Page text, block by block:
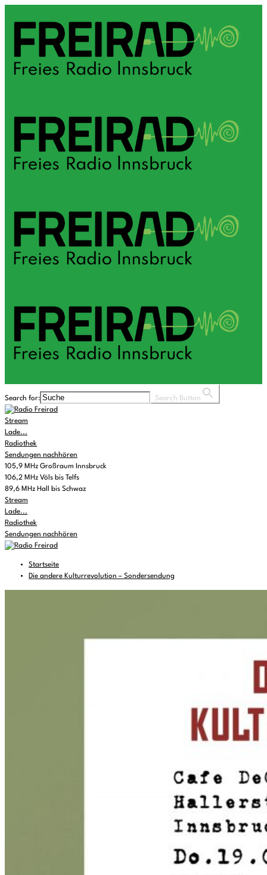
Search for: Search Button
Stream
Lade...
Radiothek
Sendungen nachhören
105,9 MHz Großraum Innsbruck
106,2 MHz Völs bis Telfs
89,6 MHz Hall bis Schwaz
Stream
Lade...
Radiothek
Sendungen nachhören
Startseite
Die andere Kulturrevolution – Sondersendung